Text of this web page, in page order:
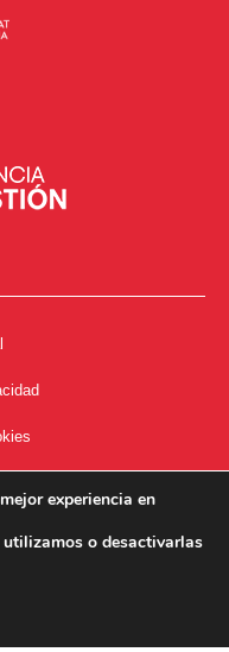
experiencia en
utilizamos o desactivarlas